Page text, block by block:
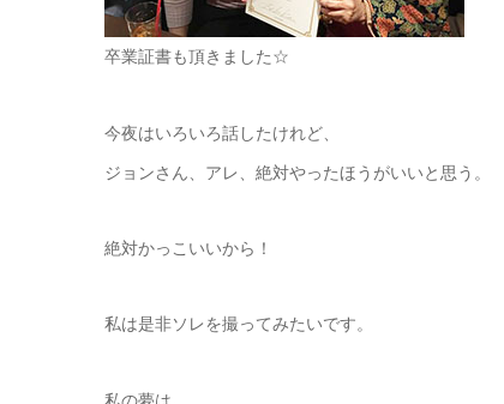
卒業証書も頂きました☆
今夜はいろいろ話したけれど、
ジョンさん、アレ、絶対やったほうがいいと思う。
絶対かっこいいから！
私は是非ソレを撮ってみたいです。